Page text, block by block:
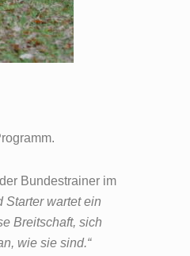
Bundestrainer im
Starter wartet ein
Breitschaft, sich
wie sie sind.“